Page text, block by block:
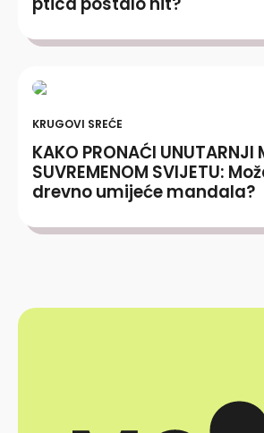
KRUGOVI SREĆE
KAKO PRONAĆI UNUTARNJI
SUVREMENOM SVIJETU:
drevno umijeće mandala?